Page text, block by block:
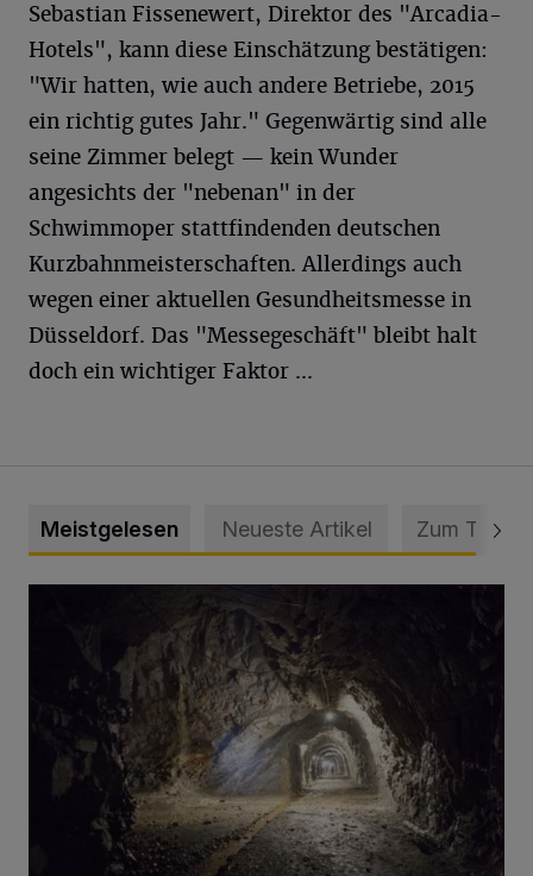
Sebastian Fissenewert, Direktor des "Arcadia-
Hotels", kann diese Einschätzung bestätigen:
"Wir hatten, wie auch andere Betriebe, 2015
ein richtig gutes Jahr." Gegenwärtig sind alle
seine Zimmer belegt — kein Wunder
angesichts der "nebenan" in der
Schwimmoper stattfindenden deutschen
Kurzbahnmeisterschaften. Allerdings auch
wegen einer aktuellen Gesundheitsmesse in
Düsseldorf. Das "Messegeschäft" bleibt halt
doch ein wichtiger Faktor ...
Meistgelesen Neueste Artikel Zum Thema